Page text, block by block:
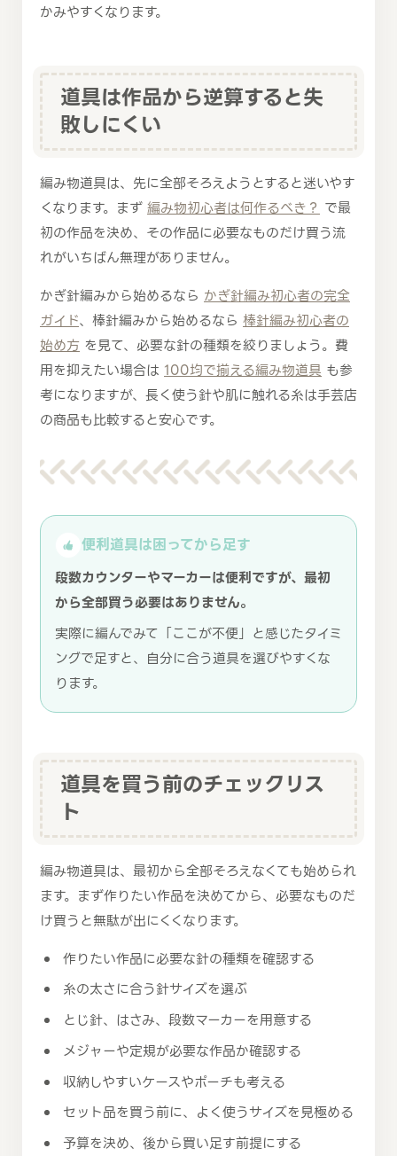
かみやすくなります。
道具は作品から逆算すると失
敗しにくい
編み物道具は、先に全部そろえようとすると迷いやす
くなります。まず 編み物初心者は何作るべき？ で最
初の作品を決め、その作品に必要なものだけ買う流
れがいちばん無理がありません。
かぎ針編みから始めるなら かぎ針編み初心者の完全
ガイド、棒針編みから始めるなら 棒針編み初心者の
始め方 を見て、必要な針の種類を絞りましょう。費
用を抑えたい場合は 100均で揃える編み物道具 も参
考になりますが、長く使う針や肌に触れる糸は手芸店
の商品も比較すると安心です。
便利道具は困ってから足す
段数カウンターやマーカーは便利ですが、最初
から全部買う必要はありません。
実際に編んでみて「ここが不便」と感じたタイミ
ングで足すと、自分に合う道具を選びやすくな
ります。
道具を買う前のチェックリス
ト
編み物道具は、最初から全部そろえなくても始められ
ます。まず作りたい作品を決めてから、必要なものだ
け買うと無駄が出にくくなります。
作りたい作品に必要な針の種類を確認する
糸の太さに合う針サイズを選ぶ
とじ針、はさみ、段数マーカーを用意する
メジャーや定規が必要な作品か確認する
収納しやすいケースやポーチも考える
セット品を買う前に、よく使うサイズを見極める
予算を決め、後から買い足す前提にする